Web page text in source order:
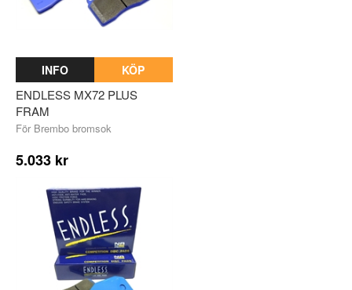
INFO KÖP
ENDLESS MX72 PLUS
FRAM
För Brembo bromsok
5.033 kr